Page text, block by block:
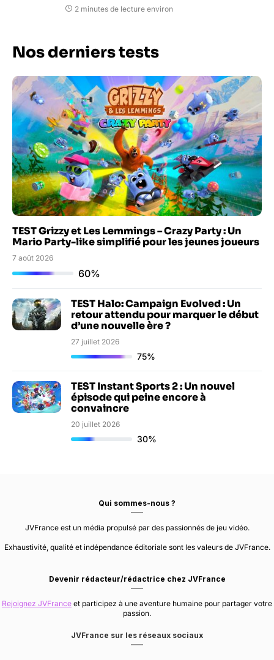
2 minutes de lecture environ
Nos derniers tests
TEST Grizzy et Les Lemmings – Crazy Party : Un
Mario Party-like simplifié pour les jeunes joueurs
7 août 2026
60%
TEST Halo: Campaign Evolved : Un
retour attendu pour marquer le début
d’une nouvelle ère ?
27 juillet 2026
75%
TEST Instant Sports 2 : Un nouvel
épisode qui peine encore à
convaincre
20 juillet 2026
30%
Qui sommes-nous ?
JVFrance est un média propulsé par des passionnés de jeu vidéo.
Exhaustivité, qualité et indépendance éditoriale sont les valeurs de JVFrance.
Devenir rédacteur/rédactrice chez JVFrance
Rejoignez JVFrance et participez à une aventure humaine pour partager votre
passion.
JVFrance sur les réseaux sociaux